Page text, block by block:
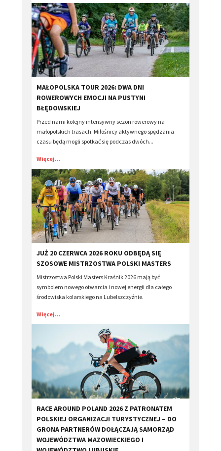
​MAŁOPOLSKA TOUR 2026: DWA DNI
ROWEROWYCH EMOCJI NA PUSTYNI
BŁĘDOWSKIEJ
Przed nami kolejny intensywny sezon rowerowy na
małopolskich trasach. Miłośnicy aktywnego spędzania
czasu będą mogli spotkać się podczas dwóch...
Więcej...
JUŻ 20 CZERWCA 2026 ROKU ODBĘDĄ SIĘ
SZOSOWE MISTRZOSTWA POLSKI MASTERS
Mistrzostwa Polski Masters Kraśnik 2026 mają być
symbolem nowego otwarcia i nowej energii dla całego
środowiska kolarskiego na Lubelszczyźnie.
Więcej...
RACE AROUND POLAND 2026 Z PATRONATEM
POLSKIEJ ORGANIZACJI TURYSTYCZNEJ – DO
GRONA PARTNERÓW DOŁĄCZAJĄ SAMORZĄD
WOJEWÓDZTWA MAZOWIECKIEGO I